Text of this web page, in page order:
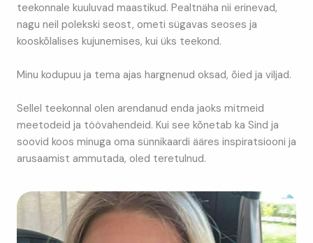
teekonnale kuuluvad maastikud. Pealtnäha nii erinevad,
nagu neil polekski seost, ometi sügavas seoses ja
kooskõlalises kujunemises, kui üks teekond.
Minu kodupuu ja tema ajas hargnenud oksad, õied ja viljad.
Sellel teekonnal olen arendanud enda jaoks mitmeid
meetodeid ja töövahendeid. Kui see kõnetab ka Sind ja
soovid koos minuga oma sünnikaardi ääres inspiratsiooni ja
arusaamist ammutada, oled teretulnud.